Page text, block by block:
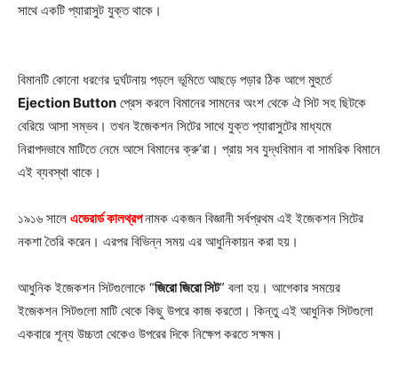
সাথে একটি প্যারাসুট যুক্ত থাকে।
বিমানটি কোনো ধরণের দুর্ঘটনায় পড়লে ভূমিতে আছড়ে পড়ার ঠিক আগে মুহুর্তে
Ejection Button প্রেস করলে বিমানের সামনের অংশ থেকে ঐ সিট সহ ছিটকে
বেরিয়ে আসা সম্ভব। তখন ইজেকশন সিটের সাথে যুক্ত প্যারাসুটের মাধ্যমে
নিরাপদভাবে মাটিতে নেমে আসে বিমানের ক্রু’রা। প্রায় সব যুদ্ধবিমান বা সামরিক বিমানে
এই ব্যবস্থা থাকে।
১৯১৬ সালে এভেরার্ড কালথ্রপনামক একজন বিজ্ঞানী সর্বপ্রথম এই ইজেকশন সিটের
নকশা তৈরি করেন। এরপর বিভিন্ন সময় এর আধুনিকায়ন করা হয়।
আধুনিক ইজেকশন সিটগুলোকে “জিরো জিরো সিট” বলা হয়। আগেকার সময়ের
ইজেকশন সিটগুলো মাটি থেকে কিছু উপরে কাজ করতো। কিন্তু এই আধুনিক সিটগুলো
একবারে শূন্য উচ্চতা থেকেও উপরের দিকে নিক্ষেপ করতে সক্ষম।